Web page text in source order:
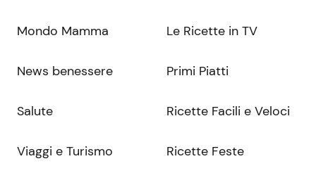
Mondo Mamma
News benessere
Salute
Viaggi e Turismo
Le Ricette in TV
Primi Piatti
Ricette Facili e Veloci
Ricette Feste